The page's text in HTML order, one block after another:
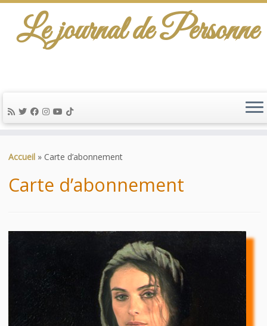
au
Le journal de Personne
Accueil » Carte d’abonnement
Carte d’abonnement